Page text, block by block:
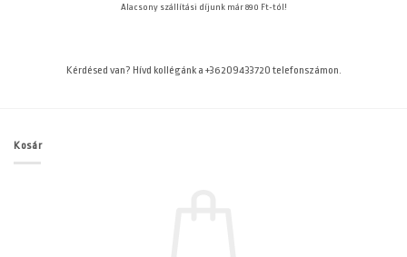
Alacsony szállítási díjunk már 890 Ft-tól!
Kérdésed van? Hívd kollégánk a +36209433720 telefonszámon.
Kosár